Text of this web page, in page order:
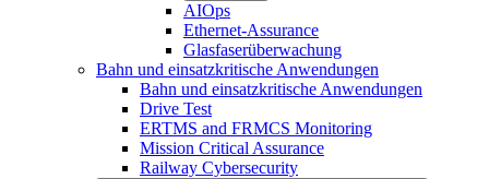
AIOps
Ethernet-Assurance
Glasfaserüberwachung
Bahn und einsatzkritische Anwendungen
Bahn und einsatzkritische Anwendungen
Drive Test
ERTMS and FRMCS Monitoring
Mission Critical Assurance
Railway Cybersecurity